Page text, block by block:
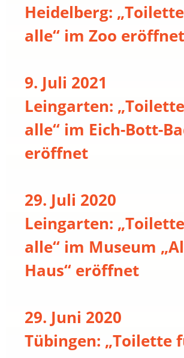
Heidelberg:
alle“ im Zoo eröffnet
9. Juli 2021
Leingarten:
alle“ im Eich-Bott-
eröffnet
29. Juli 2020
Leingarten:
alle“ im Museum
Haus“ eröffnet
29. Juni 2020
Tübingen: „Toilette